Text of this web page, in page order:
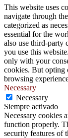
This website uses
navigate through
categorized as
essential for the
also use third-party
you use this
only with your
cookies. But opting
browsing
Necessary
Necessary
Siempre activado
Necessary cookies
function properly.
security features of